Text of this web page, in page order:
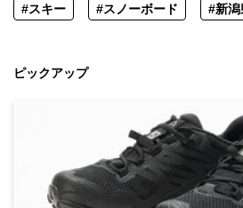
#スキー #スノーボード #新潟
ピックアップ